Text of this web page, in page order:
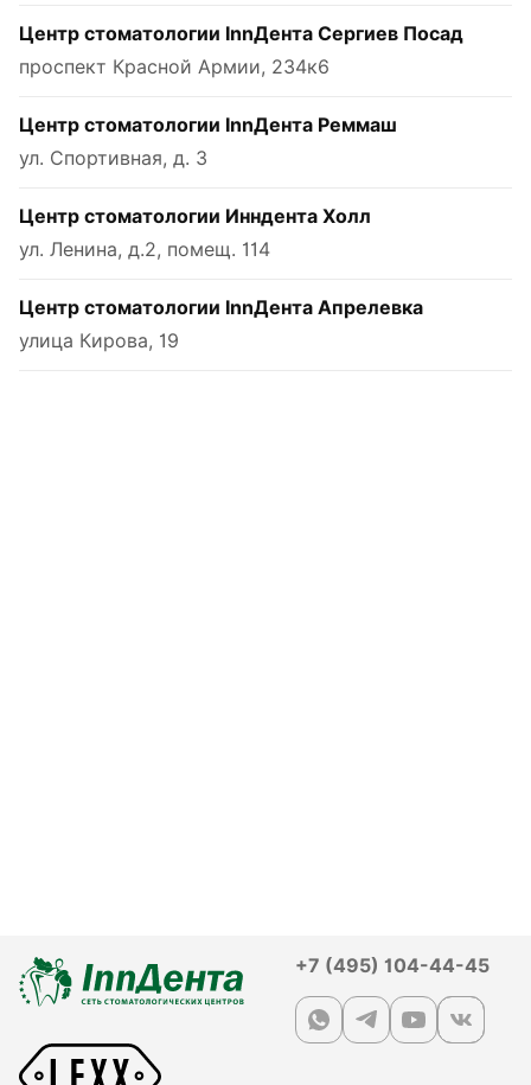
Центр стоматологии InnДента Сергиев Посад
проспект Красной Армии, 234к6
Центр стоматологии InnДента Реммаш
ул. Спортивная, д. 3
Центр стоматологии Инндента Холл
ул. Ленина, д.2, помещ. 114
Центр стоматологии InnДента Апрелевка
улица Кирова, 19
+7 (495) 104-44-45